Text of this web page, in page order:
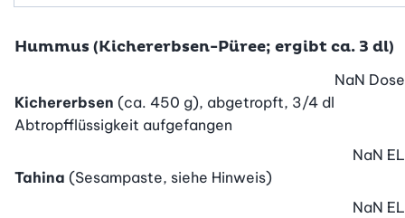
Hummus (Kichererbsen-Püree; ergibt ca. 3 dl)
Kichererbsen (ca. 450 g), abgetropft, 3/4 dl
Abtropfflüssigkeit aufgefangen
NaN Dose
Tahina (Sesampaste, siehe Hinweis)
NaN EL
NaN EL